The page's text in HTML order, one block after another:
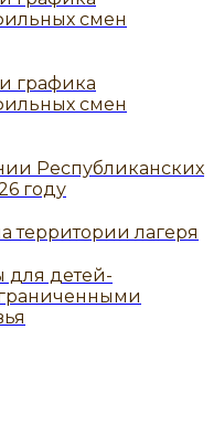
смен
графика
смен
Республиканских
году
территории лагеря
для детей-